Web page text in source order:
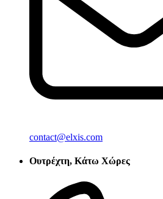
contact@elxis.com
Ουτρέχτη, Κάτω Χώρες